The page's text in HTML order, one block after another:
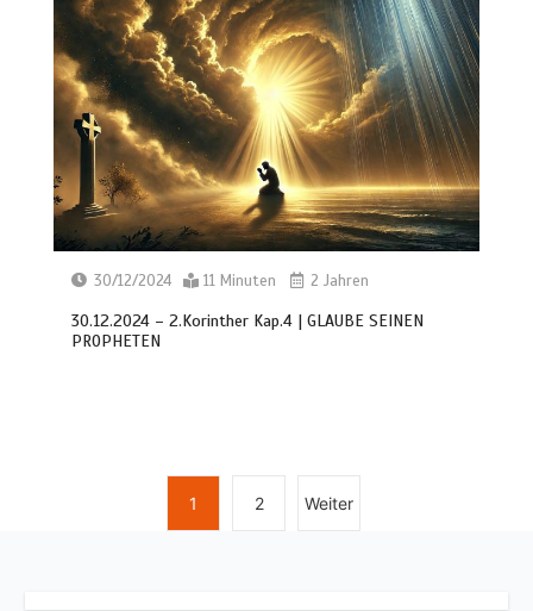
30/12/2024 11 Minuten 2 Jahren
30.12.2024 – 2.Korinther Kap.4 | GLAUBE SEINEN
PROPHETEN
1 2 Weiter